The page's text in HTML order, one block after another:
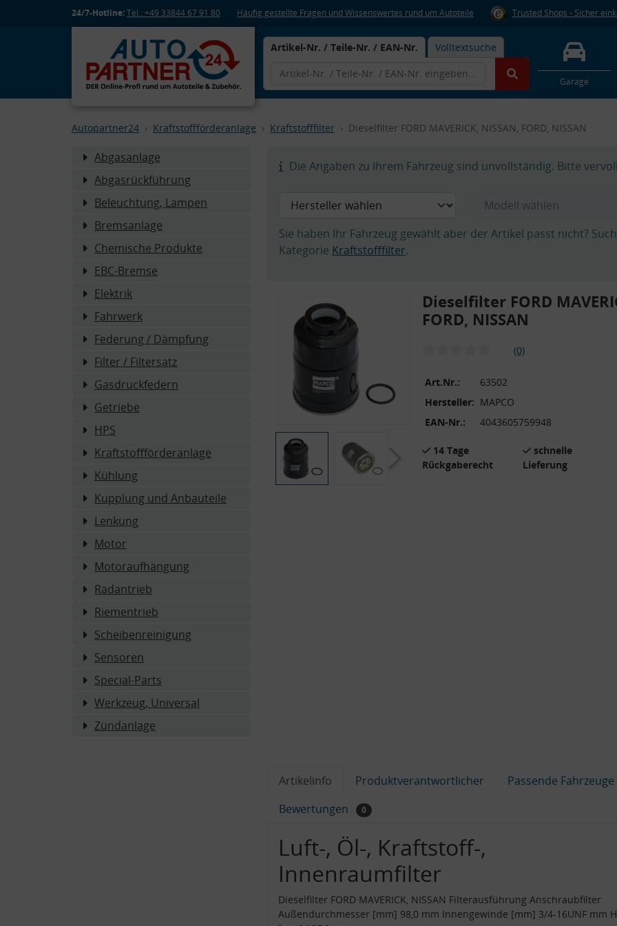
24/7-Hotline:Tel.: +49 33844 67 91 80 Häufig gestellte Fragen und Wissenswertes rund um Autoteile Trusted Shops - Sicher
Artikel-Nr. / Teile-Nr. / EAN-Nr. Volltextsuche
Garage
Autopartner24 Kraftstoffförderanlage Kraftstofffilter Dieselfilter FORD MAVERICK, NISSAN, FORD, NISSAN
Abgasanlage
Abgasrückführung
Beleuchtung, Lampen
Bremsanlage
Chemische Produkte
EBC-Bremse
Elektrik
Fahrwerk
Federung / Dämpfung
Filter / Filtersatz
Gasdruckfedern
Getriebe
HPS
Kraftstoffförderanlage
Kühlung
Kupplung und Anbauteile
Lenkung
Motor
Motoraufhängung
Radantrieb
Riementrieb
Scheibenreinigung
Sensoren
Special-Parts
Werkzeug, Universal
Zündanlage
Die Angaben zu Ihrem Fahrzeug sind unvollständig. Bitte
Sie haben Ihr Fahrzeug gewählt aber der Artikel passt nicht?
Kategorie Kraftstofffilter.
Dieselfilter FORD
FORD, NISSAN
(0)
Art.Nr.:
63502
Hersteller: MAPCO
EAN-Nr.:
4043605759948
14 Tage
Rückgaberecht
schnelle
Lieferung
Artikelinfo Produktverantwortlicher
Passende Fahrzeuge
Bewertungen
0
Luft-, Öl-, Kraftstoff-,
Innenraumfilter
Dieselfilter FORD MAVERICK, NISSAN Filterausführung Anschraubfilter
Außendurchmesser [mm] 98,0 mm Innengewinde [mm] 3/4-16UNF mm